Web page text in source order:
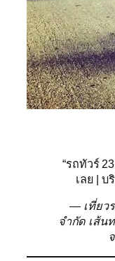
“รถทัวร์
เลย | บ
— เที่ยว
จำกัด เส้น